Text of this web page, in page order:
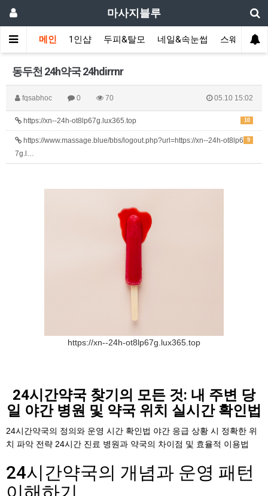
마사지블루
메인 1인샵 두피&탈모 네일&속눈썹 스웨디시(
동두천 24h약국 24hdirrnr
fqsabhoc 0 70 05.10 15:02
10
https://xn--24h-ot8lp67g.lux365.top
9
https://www.massage.blue/bbs/logout.php?url=https://xn--24h-ot8lp6
7g.l…
https://xn--24h-ot8lp67g.lux365.top
24시간약국 찾기의 모든 것: 내 주변 당
일 야간 병원 및 약국 위치 실시간 확인법
24시간약국의 정의와 운영 시간 확인법 야간 응급 상황 시 정확한 위
치 파악 전략 24시간 진료 병원과 약국의 차이점 및 효율적 이용법
24시간약국의 개념과 운영 패턴